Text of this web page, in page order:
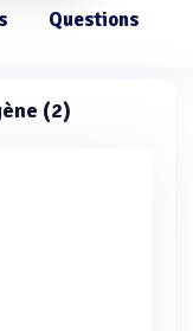
Questions
(2)